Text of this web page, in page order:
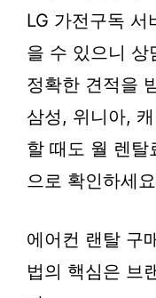
LG 가전구독
을 수 있으니
정확한 견적을
삼성, 위니아,
할 때도 월 렌탈
으로 확인하세
에어컨 랜탈 구
법의 핵심은 브